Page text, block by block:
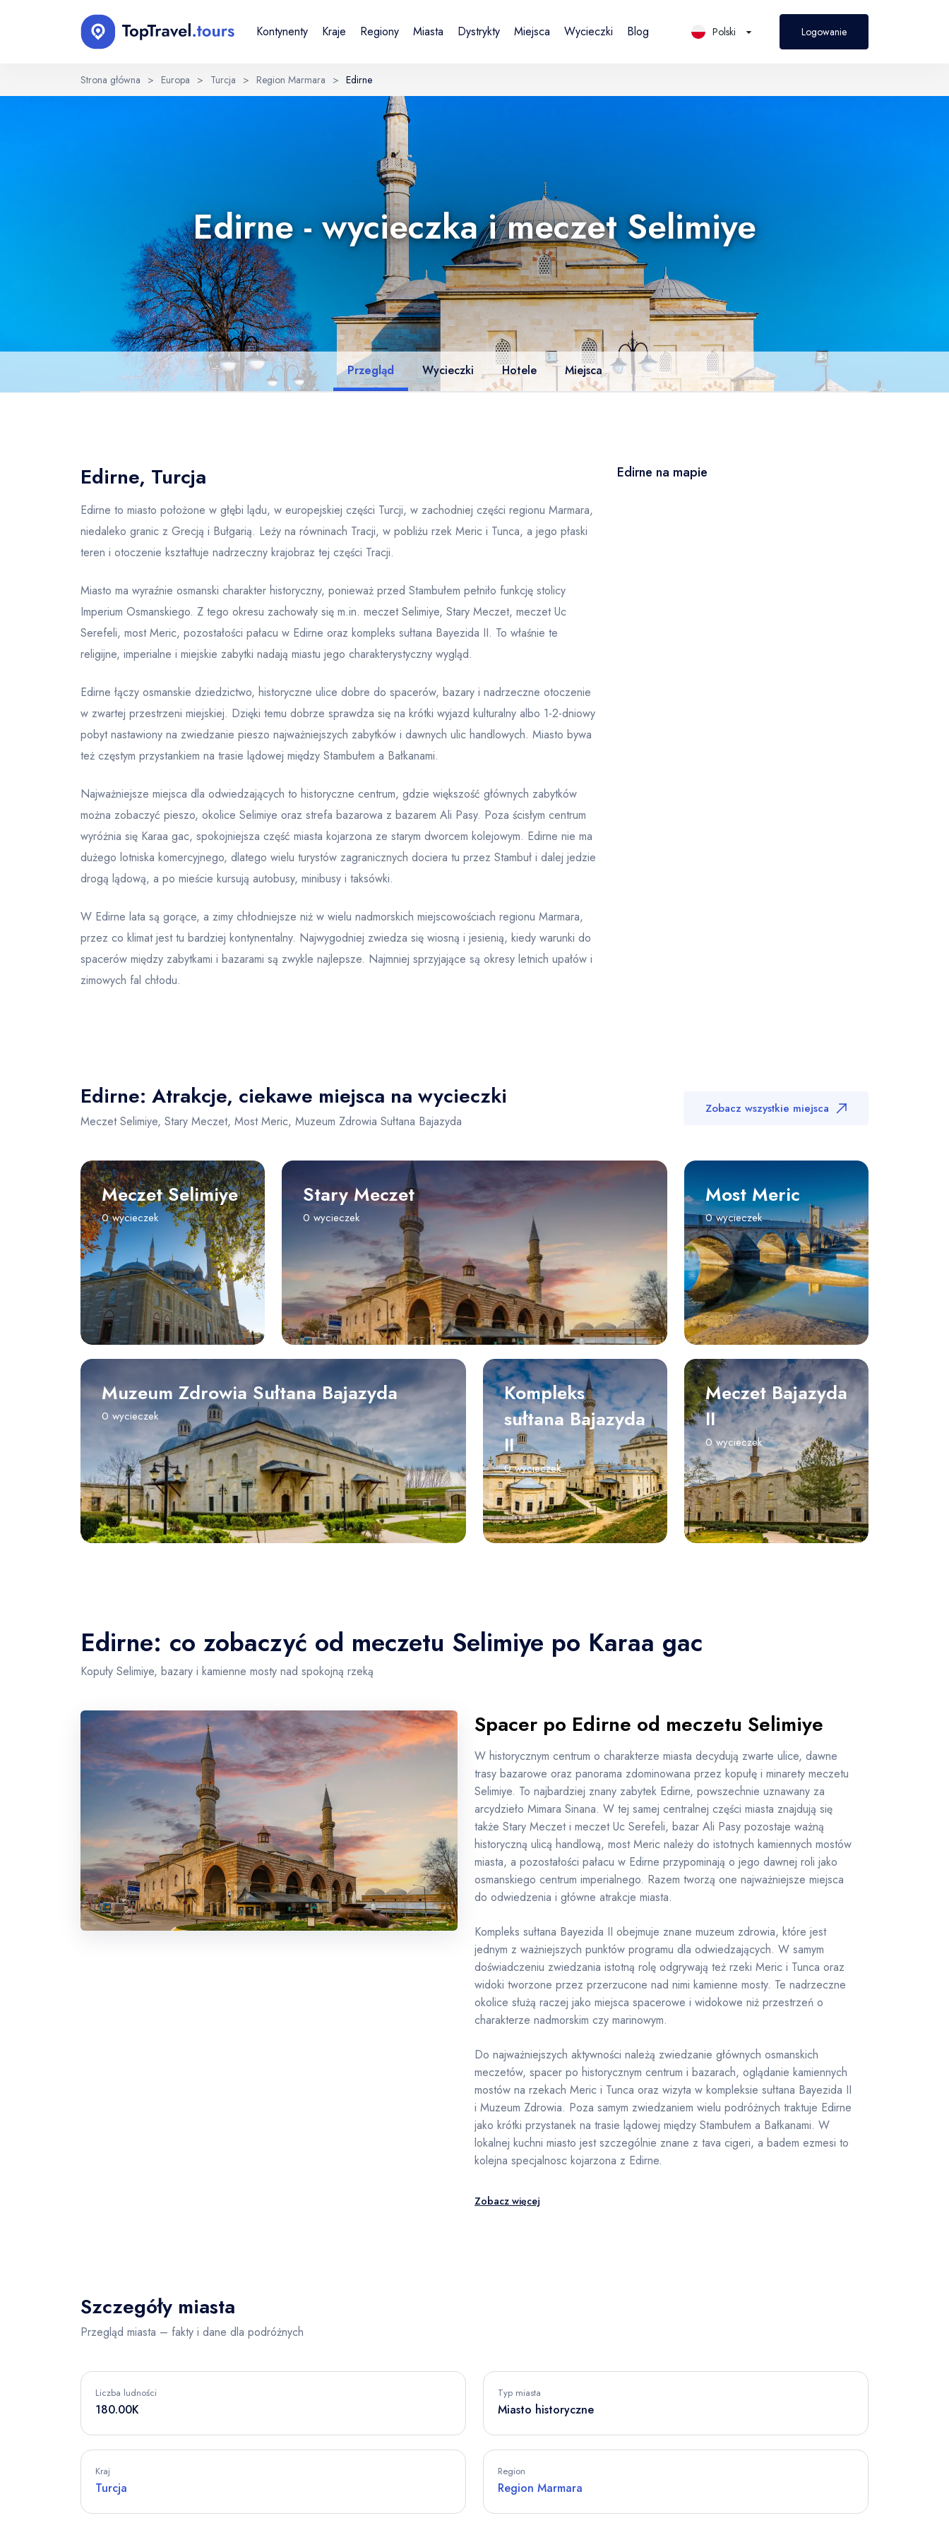
Kontynenty Kraje Regiony Miasta Dystrykty Miejsca Wycieczki Blog Polski Logowanie
Strona główna > Europa > Turcja > Region Marmara > Edirne
Edirne - wycieczka i meczet Selimiye
Przegląd Wycieczki Hotele Miejsca
Edirne, Turcja
Edirne to miasto położone w głębi lądu, w europejskiej części Turcji, w zachodniej części regionu Marmara,
niedaleko granic z Grecją i Bułgarią. Leży na równinach Tracji, w pobliżu rzek Meric i Tunca, a jego płaski
teren i otoczenie kształtuje nadrzeczny krajobraz tej części Tracji.
Miasto ma wyraźnie osmanski charakter historyczny, ponieważ przed Stambułem pełniło funkcję stolicy
Imperium Osmanskiego. Z tego okresu zachowały się m.in. meczet Selimiye, Stary Meczet, meczet Uc
Serefeli, most Meric, pozostałości pałacu w Edirne oraz kompleks sułtana Bayezida II. To właśnie te
religijne, imperialne i miejskie zabytki nadają miastu jego charakterystyczny wygląd.
Edirne łączy osmanskie dziedzictwo, historyczne ulice dobre do spacerów, bazary i nadrzeczne otoczenie
w zwartej przestrzeni miejskiej. Dzięki temu dobrze sprawdza się na krótki wyjazd kulturalny albo 1-2-dniowy
pobyt nastawiony na zwiedzanie pieszo najważniejszych zabytków i dawnych ulic handlowych. Miasto bywa
też częstym przystankiem na trasie lądowej między Stambułem a Bałkanami.
Najważniejsze miejsca dla odwiedzających to historyczne centrum, gdzie większość głównych zabytków
można zobaczyć pieszo, okolice Selimiye oraz strefa bazarowa z bazarem Ali Pasy. Poza ścisłym centrum
wyróżnia się Karaa gac, spokojniejsza część miasta kojarzona ze starym dworcem kolejowym. Edirne nie ma
dużego lotniska komercyjnego, dlatego wielu turystów zagranicznych dociera tu przez Stambuł i dalej jedzie
drogą lądową, a po mieście kursują autobusy, minibusy i taksówki.
W Edirne lata są gorące, a zimy chłodniejsze niż w wielu nadmorskich miejscowościach regionu Marmara,
przez co klimat jest tu bardziej kontynentalny. Najwygodniej zwiedza się wiosną i jesienią, kiedy warunki do
spacerów między zabytkami i bazarami są zwykle najlepsze. Najmniej sprzyjające są okresy letnich upałów i
zimowych fal chłodu.
Edirne na mapie
Edirne: Atrakcje, ciekawe miejsca na wycieczki
Meczet Selimiye, Stary Meczet, Most Meric, Muzeum Zdrowia Sułtana Bajazyda
Zobacz wszystkie miejsca
Meczet Selimiye
0 wycieczek
Stary Meczet
0 wycieczek
Most Meric
0 wycieczek
Muzeum Zdrowia Sułtana Bajazyda
0 wycieczek
Kompleks
sułtana Bajazyda
II
0 wycieczek
Meczet Bajazyda
II
0 wycieczek
Edirne: co zobaczyć od meczetu Selimiye po Karaa gac
Kopuły Selimiye, bazary i kamienne mosty nad spokojną rzeką
Spacer po Edirne od meczetu Selimiye
W historycznym centrum o charakterze miasta decydują zwarte ulice, dawne
trasy bazarowe oraz panorama zdominowana przez kopułę i minarety meczetu
Selimiye. To najbardziej znany zabytek Edirne, powszechnie uznawany za
arcydzieło Mimara Sinana. W tej samej centralnej części miasta znajdują się
także Stary Meczet i meczet Uc Serefeli, bazar Ali Pasy pozostaje ważną
historyczną ulicą handlową, most Meric należy do istotnych kamiennych mostów
miasta, a pozostałości pałacu w Edirne przypominają o jego dawnej roli jako
osmanskiego centrum imperialnego. Razem tworzą one najważniejsze miejsca
do odwiedzenia i główne atrakcje miasta.
Kompleks sułtana Bayezida II obejmuje znane muzeum zdrowia, które jest
jednym z ważniejszych punktów programu dla odwiedzających. W samym
doświadczeniu zwiedzania istotną rolę odgrywają też rzeki Meric i Tunca oraz
widoki tworzone przez przerzucone nad nimi kamienne mosty. Te nadrzeczne
okolice służą raczej jako miejsca spacerowe i widokowe niż przestrzeń o
charakterze nadmorskim czy marinowym.
Do najważniejszych aktywności należą zwiedzanie głównych osmanskich
meczetów, spacer po historycznym centrum i bazarach, oglądanie kamiennych
mostów na rzekach Meric i Tunca oraz wizyta w kompleksie sułtana Bayezida II
i Muzeum Zdrowia. Poza samym zwiedzaniem wielu podróżnych traktuje Edirne
jako krótki przystanek na trasie lądowej między Stambułem a Bałkanami. W
lokalnej kuchni miasto jest szczególnie znane z tava cigeri, a badem ezmesi to
kolejna specjalnosc kojarzona z Edirne.
Zobacz więcej
Szczegóły miasta
Przegląd miasta – fakty i dane dla podróżnych
Liczba ludności
180.00K
Typ miasta
Miasto historyczne
Kraj
Turcja
Region
Region Marmara
Sign in or create account
Zakładając konto, akceptujesz Regulamin i Politykę prywatności.
Continue with email